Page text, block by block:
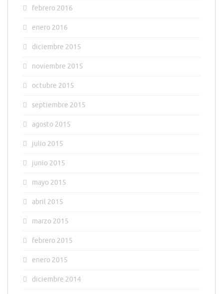
febrero 2016
enero 2016
diciembre 2015
noviembre 2015
octubre 2015
septiembre 2015
agosto 2015
julio 2015
junio 2015
mayo 2015
abril 2015
marzo 2015
febrero 2015
enero 2015
diciembre 2014